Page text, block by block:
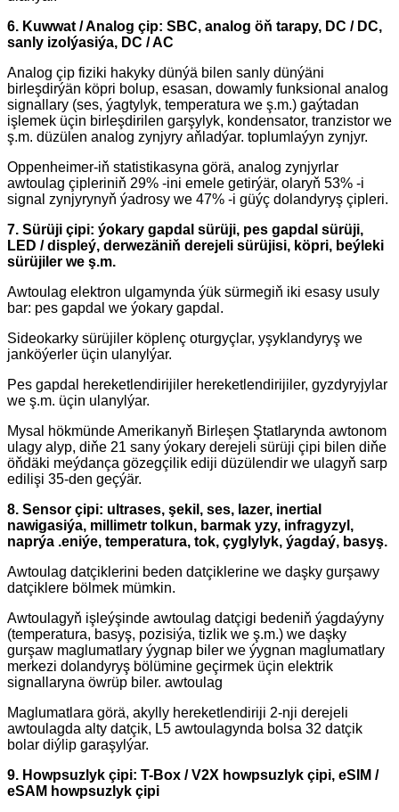
6. Kuwwat / Analog çip: SBC, analog öň tarapy, DC / DC,
sanly izolýasiýa, DC / AC
Analog çip fiziki hakyky dünýä bilen sanly dünýäni
birleşdirýän köpri bolup, esasan, dowamly funksional analog
signallary (ses, ýagtylyk, temperatura we ş.m.) gaýtadan
işlemek üçin birleşdirilen garşylyk, kondensator, tranzistor we
ş.m. düzülen analog zynjyry aňladýar. toplumlaýyn zynjyr.
Oppenheimer-iň statistikasyna görä, analog zynjyrlar
awtoulag çipleriniň 29% -ini emele getirýär, olaryň 53% -i
signal zynjyrynyň ýadrosy we 47% -i güýç dolandyryş çipleri.
7. Sürüji çipi: ýokary gapdal sürüji, pes gapdal sürüji,
LED / displeý, derwezäniň derejeli sürüjisi, köpri, beýleki
sürüjiler we ş.m.
Awtoulag elektron ulgamynda ýük sürmegiň iki esasy usuly
bar: pes gapdal we ýokary gapdal.
Sideokarky sürüjiler köplenç oturgyçlar, yşyklandyryş we
janköýerler üçin ulanylýar.
Pes gapdal hereketlendirijiler hereketlendirijiler, gyzdyryjylar
we ş.m. üçin ulanylýar.
Mysal hökmünde Amerikanyň Birleşen Ştatlarynda awtonom
ulagy alyp, diňe 21 sany ýokary derejeli sürüji çipi bilen diňe
öňdäki meýdança gözegçilik ediji düzülendir we ulagyň sarp
edilişi 35-den geçýär.
8. Sensor çipi: ultrases, şekil, ses, lazer, inertial
nawigasiýa, millimetr tolkun, barmak yzy, infragyzyl,
naprýa .eniýe, temperatura, tok, çyglylyk, ýagdaý, basyş.
Awtoulag datçiklerini beden datçiklerine we daşky gurşawy
datçiklere bölmek mümkin.
Awtoulagyň işleýşinde awtoulag datçigi bedeniň ýagdaýyny
(temperatura, basyş, pozisiýa, tizlik we ş.m.) we daşky
gurşaw maglumatlary ýygnap biler we ýygnan maglumatlary
merkezi dolandyryş bölümine geçirmek üçin elektrik
signallaryna öwrüp biler. awtoulag
Maglumatlara görä, akylly hereketlendiriji 2-nji derejeli
awtoulagda alty datçik, L5 awtoulagynda bolsa 32 datçik
bolar diýlip garaşylýar.
9. Howpsuzlyk çipi: T-Box / V2X howpsuzlyk çipi, eSIM /
eSAM howpsuzlyk çipi